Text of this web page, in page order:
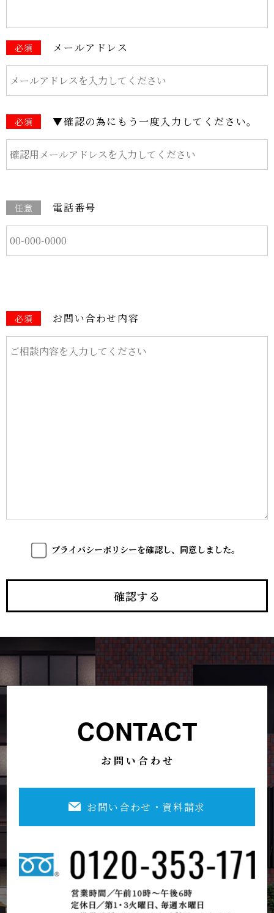
必須 メールアドレス
必須 ▼確認の為にもう一度入力してください。
任意 電話番号
必須 お問い合わせ内容
プライバシーポリシーを確認し、同意しました。
CONTACT
お問い合わせ・資料請求